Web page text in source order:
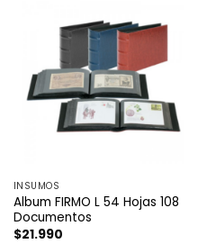
INSUMOS
Album FIRMO L 54 Hojas 108
Documentos
$21.990